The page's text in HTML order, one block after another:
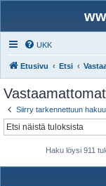
UKK
Etusivu Etsi
Siirry tarkennettuun
Haku löysi 911